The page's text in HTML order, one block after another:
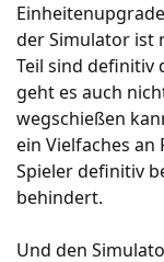
der Simulator ist
Teil sind definitiv
geht es auch
wegschießen
ein Vielfaches
Spieler definitiv
behindert.
Und den